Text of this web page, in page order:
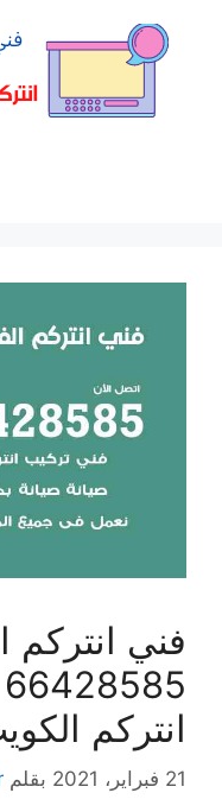
فني انتركم
انتركم
21 فبراير، 2021 بقلم